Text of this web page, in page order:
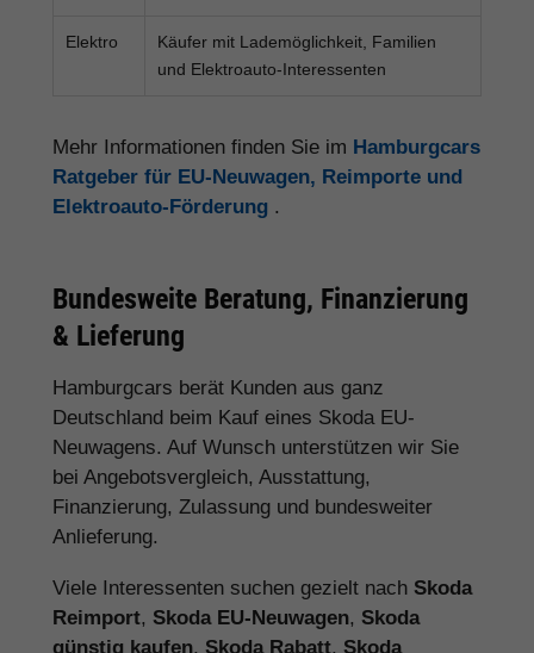
Elektro
Käufer mit Lademöglichkeit, Familien
und Elektroauto-Interessenten
Mehr Informationen finden Sie im Hamburgcars
Ratgeber für EU-Neuwagen, Reimporte und
Elektroauto-Förderung .
Bundesweite Beratung, Finanzierung
& Lieferung
Hamburgcars berät Kunden aus ganz
Deutschland beim Kauf eines Skoda EU-
Neuwagens. Auf Wunsch unterstützen wir Sie
bei Angebotsvergleich, Ausstattung,
Finanzierung, Zulassung und bundesweiter
Anlieferung.
Viele Interessenten suchen gezielt nach Skoda
Reimport, Skoda EU-Neuwagen, Skoda
günstig kaufen, Skoda Rabatt, Skoda